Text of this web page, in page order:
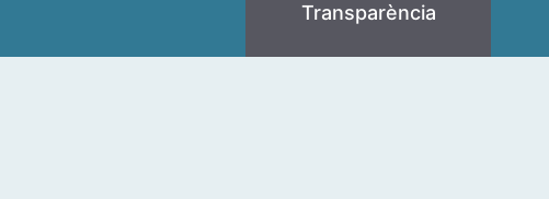
Transparència